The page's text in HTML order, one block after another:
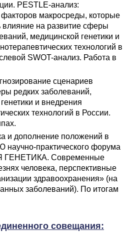
PESTLE-анализ:
макросреды, которые
влияние на развитие сферы
медицинской генетики и
технологий в
SWOT-анализ. Работа в
сценариев
редких заболеваний,
и внедрения
технологий в России.
и дополнение положений в
практического форума
Современные
человека, перспективные
здравоохранения» (на
заболеваний). По итогам
совещания: